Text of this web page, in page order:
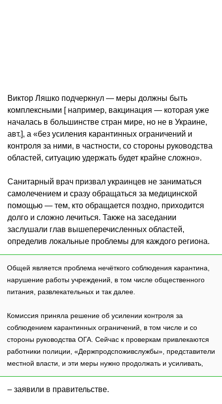
Виктор Ляшко подчеркнул — меры должны быть
комплексными [ например, вакцинация — которая уже
началась в большинстве стран мире, но не в Украине,
авт.], а «без усиления карантинных ограничений и
контроля за ними, в частности, со стороны руководства
областей, ситуацию удержать будет крайне сложно».
Санитарный врач призвал украинцев не заниматься
самолечением и сразу обращаться за медицинской
помощью — тем, кто обращается поздно, приходится
долго и сложно лечиться. Также на заседании
заслушали глав вышеперечисленных областей,
определив локальные проблемы для каждого региона.
Общей является проблема нечёткого соблюдения карантина,
нарушение работы учреждений, в том числе общественного
питания, развлекательных и так далее.
Комиссия приняла решение об усилении контроля за
соблюдением карантинных ограничений, в том числе и со
стороны руководства ОГА. Сейчас к проверкам привлекаются
работники полиции, «Держпродспоживслужбы», представители
местной власти, и эти меры нужно продолжать и усиливать,
– заявили в правительстве.